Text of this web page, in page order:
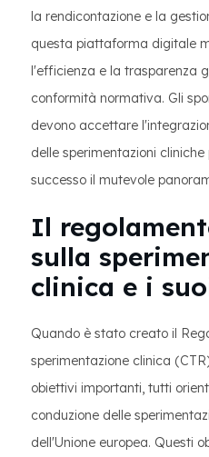
la rendicontazione e la
questa piattaforma digitale
l'efficienza e la trasparenza
conformità normativa. Gli
devono accettare
delle sperimentazioni
successo il mutevole
Il
sulla
clinica e i
Quando è stato creato il
sperimentazione clinica
obiettivi importanti, tutti
conduzione delle
dell'Unione europea. Questi